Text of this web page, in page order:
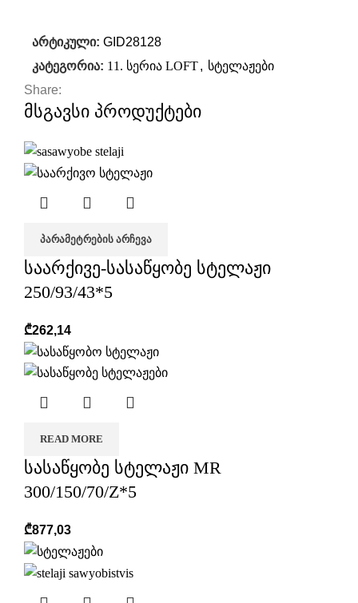
არტიკული: GID28128
კატეგორია: 11. სერია LOFT, სტელაჟები
Share:
მსგავსი პროდუქტები
ᲞᲐᲠᲐᲛᲔᲢᲠᲔᲑᲘᲡ ᲐᲠᲩᲔᲕᲐ
საარქივე-სასაწყობე სტელაჟი
250/93/43*5
₾262,14
READ MORE
სასაწყობე სტელაჟი MR
300/150/70/Z*5
₾877,03